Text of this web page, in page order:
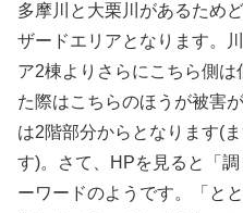
多摩川と大栗川があるため
ザードエリアとなります。
ア2棟よりさらにこちら側
た際はこちらのほうが被害
は2階部分からとなります(
す)。さて、HPを見ると「
ーワードのようです。「と